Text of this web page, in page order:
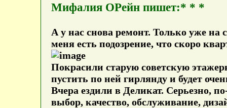
Мифалия ОРейн пишет:* * *
А у нас снова ремонт. Только уже
меня есть подозрение, что скоро
Покрасили старую советскую
пустить по ней гирлянду и будет
Вчера ездили в Деликат. Серьезно,
выбор, качество, обслуживание,